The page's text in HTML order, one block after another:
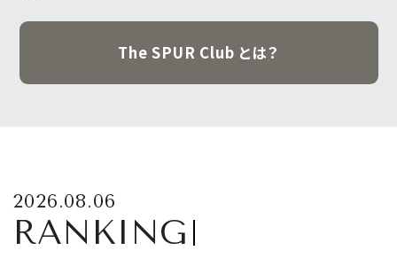
The SPUR Club とは？
2026.08.06
RANKING